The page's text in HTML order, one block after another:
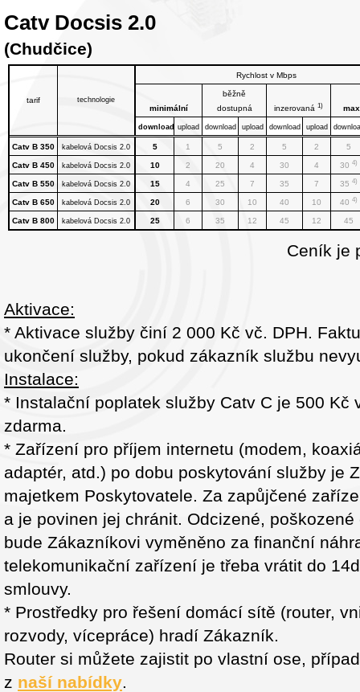
Catv Docsis 2.0
(Chudčice)
tarif technologie
Rychlost v Mbps
minimální
běžně
dostupná
inzerovaná 1)
download upload download upload download upload
Catv B 350 kabelová Docsis 2.0 5 1 5 2 5 2 5
Catv B 450 kabelová Docsis 2.0 10 2 20 4 30 4 30 4)
Catv B 550 kabelová Docsis 2.0 15 4 25 7 35 7 35 4)
Catv B 650 kabelová Docsis 2.0 20 6 30 10 40 10 40 4)
Catv B 800 kabelová Docsis 2.0 25 6 35 12 45 12 45
Ceník je
Aktivace:
* Aktivace služby činí 2 000 Kč vč. DPH.
ukončení služby, pokud zákazník službu
Instalace:
* Instalační poplatek služby Catv C je 500 Kč
zdarma.
* Zařízení pro příjem internetu (modem,
adaptér, atd.) po dobu poskytování služby je
majetkem Poskytovatele. Za zapůjčené
a je povinen jej chránit. Odcizené,
bude Zákazníkovi vyměněno za finanční
telekomunikační zařízení je třeba vrátit do
smlouvy.
* Prostředky pro řešení domácí sítě (router,
rozvody, vícepráce) hradí Zákazník.
Router si můžete zajistit po vlastní ose,
z naší nabídky